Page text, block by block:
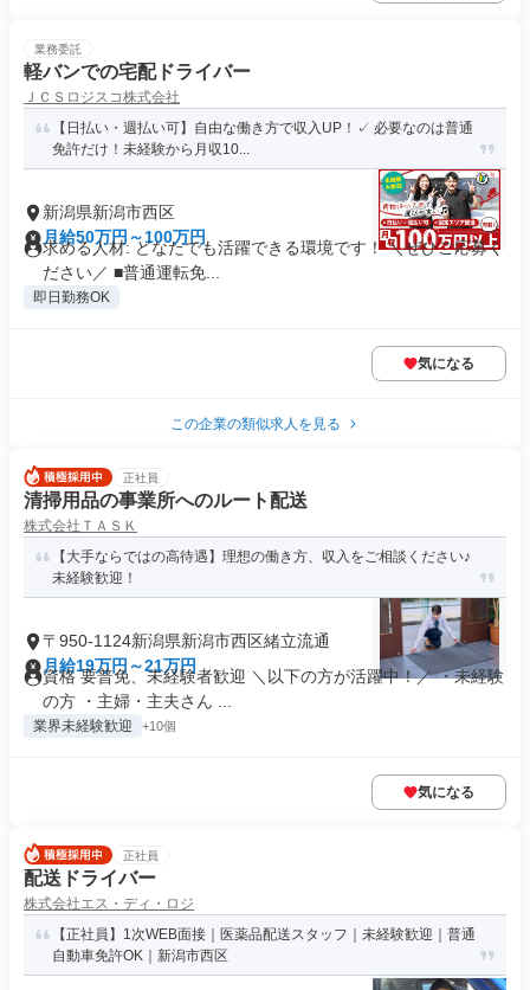
業務委託
軽バンでの宅配ドライバー
ＪＣＳロジスコ株式会社
【日払い・週払い可】自由な働き方で収入UP！✓ 必要なのは普通
免許だけ！未経験から月収10...
新潟県新潟市西区
月給50万円～100万円
求める人材: どなたでも活躍できる環境です！ ＼ぜひご応募く
ださい／ ■普通運転免...
即日勤務OK
気になる
この企業の類似求人を見る
正社員
清掃用品の事業所へのルート配送
株式会社ＴＡＳＫ
【大手ならではの高待遇】理想の働き方、収入をご相談ください♪
未経験歓迎！
〒950-1124新潟県新潟市西区緒立流通
月給19万円～21万円
資格 要普免、未経験者歓迎 ＼以下の方が活躍中！／ ・未経験
の方 ・主婦・主夫さん ...
業界未経験歓迎 +10個
気になる
正社員
配送ドライバー
株式会社エス・ディ・ロジ
【正社員】1次WEB面接｜医薬品配送スタッフ｜未経験歓迎｜普通
自動車免許OK｜新潟市西区